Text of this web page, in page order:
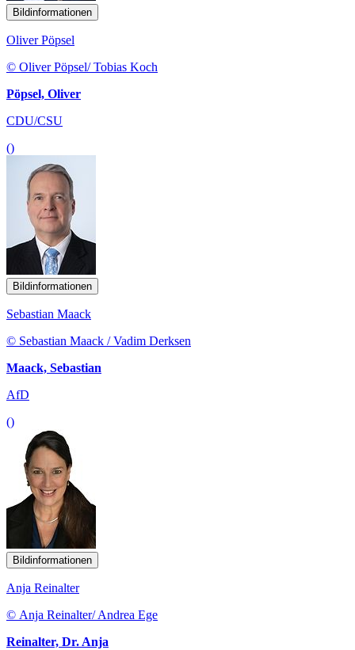
Bildinformationen
Oliver Pöpsel
© Oliver Pöpsel/ Tobias Koch
Pöpsel, Oliver
CDU/CSU
()
Bildinformationen
Sebastian Maack
© Sebastian Maack / Vadim Derksen
Maack, Sebastian
AfD
()
Bildinformationen
Anja Reinalter
© Anja Reinalter/ Andrea Ege
Reinalter, Dr. Anja